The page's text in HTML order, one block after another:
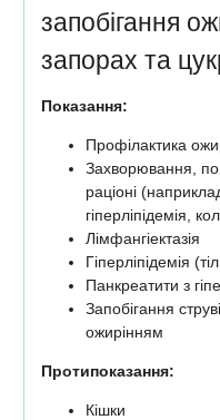
запобігання
запорах та
Показання:
Профілактика
Захворювання,
раціоні
гіперліпідемія,
Лімфангіектазія
Гіперліпідемія
Панкреатити з
Запобігання
ожирінням
Протипоказання:
Кішки